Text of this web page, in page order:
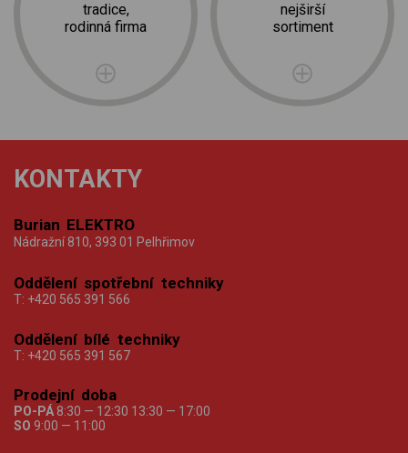
tradice,
rodinná firma
nejširší
sortiment
KONTAKTY
Burian ELEKTRO
Nádražní 810, 393 01 Pelhřimov
Oddělení spotřební techniky
T: +420 565 391 566
Oddělení bílé techniky
T: +420 565 391 567
Prodejní doba
PO-PÁ 8:30 — 12:30 13:30 — 17:00
SO 9:00 — 11:00